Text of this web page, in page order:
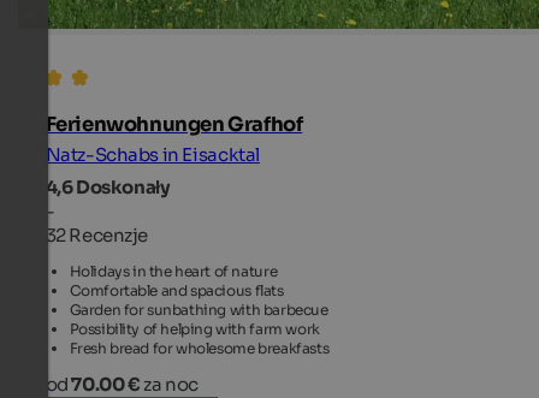
Ferienwohnungen Grafhof
Natz-Schabs in Eisacktal
4,6Doskonały
-
32 Recenzje
Holidays in the heart of nature
Comfortable and spacious flats
Garden for sunbathing with barbecue
Possibility of helping with farm work
Fresh bread for wholesome breakfasts
od70.00 € za noc